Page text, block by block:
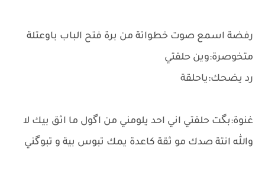
رفضة اسمع صوت خطواتة من برة فتح الباب باوعتلة
متخوصرة:وين حلقتي
رد يضحك:ياحلقة
غنوة:بگت حلقتي اني احد يلومني من اگول ما اثق بيك لا
والله انتة صدك مو ثقة كاعدة يمك تبوس بية و تبوگني